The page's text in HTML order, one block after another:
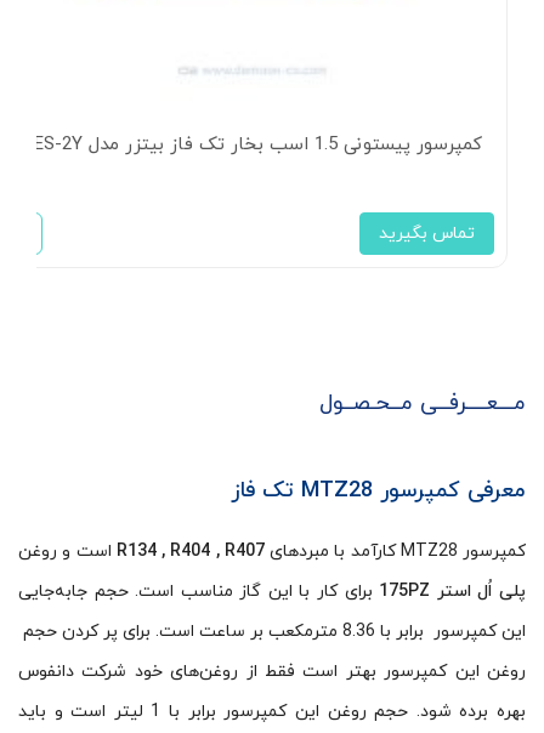
کمپرسور پیستونی 1.5 اسب بخار تک فاز بیتزر مدل 2GES-2Y
تماس بگیرید
مـــعــــرفــی مــحـصــول
معرفی کمپرسور MTZ28 تک فاز
کمپرسور MTZ28 کارآمد با مبردهای R134 , R404 , R407
است و روغن
پلی اُل استر 175PZ
برای کار با این گاز مناسب است. حجم جا‌به‌جایی
این کمپرسور برابر با 8.36 مترمکعب بر ساعت است. برای پر کردن حجم
روغن این کمپرسور بهتر است فقط از روغن‌های خود شرکت دانفوس
بهره برده شود. حجم روغن این کمپرسور برابر با 1 لیتر است و باید